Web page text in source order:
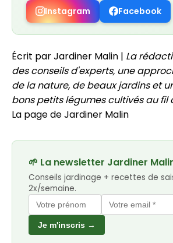
Instagram
Facebook
Écrit par Jardiner Malin | La
des conseils d'experts, une
de la nature, de beaux jardins et
bons petits légumes cultivés au fil
La page de Jardiner Malin
🌱 La newsletter Jardiner
Conseils jardinage + recettes de
2x/semaine.
Je m'inscris →